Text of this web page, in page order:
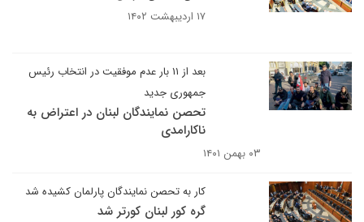
۱۷ اردیبهشت ۱۴۰۲
بعد از ۱۱ بار عدم موفقیت در انتخاب رئیس
جمهوری جدید
تحصن نمایندگان لبنان در اعتراض به
ناکارامدی
۰۳ بهمن ۱۴۰۱
کار به تحصن نمایندگان پارلمان کشیده شد
گره کور لبنان کورتر شد